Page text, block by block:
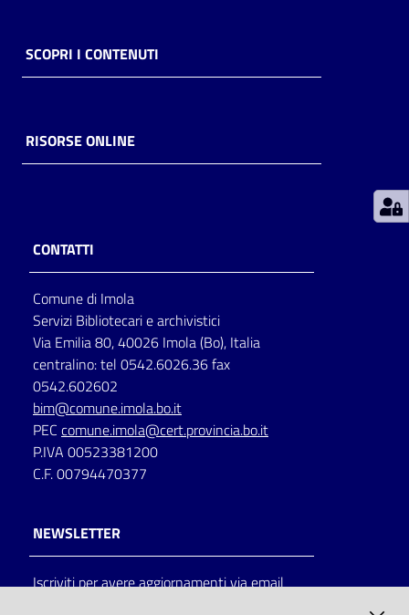
Piani
Decentrate
Seguici
su
SCOPRI I CONTENUTI
RISORSE ONLINE
CONTATTI
Comune di Imola
Servizi Bibliotecari e archivistici
Via Emilia 80, 40026 Imola (Bo), Italia
centralino: tel 0542.6026.36 fax
0542.602602
bim@comune.imola.bo.it
PEC comune.imola@cert.provincia.bo.it
P.IVA 00523381200
C.F. 00794470377
NEWSLETTER
Iscriviti per avere aggiornamenti via email